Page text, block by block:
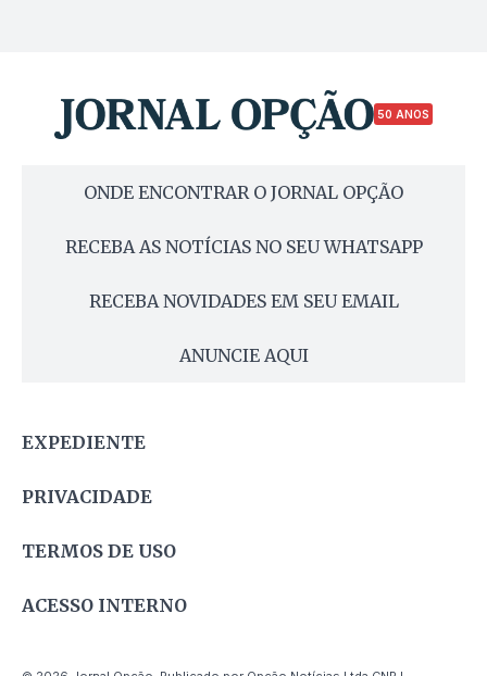
50 ANOS
ONDE ENCONTRAR O JORNAL OPÇÃO
RECEBA AS NOTÍCIAS NO SEU WHATSAPP
RECEBA NOVIDADES EM SEU EMAIL
ANUNCIE AQUI
EXPEDIENTE
PRIVACIDADE
TERMOS DE USO
ACESSO INTERNO